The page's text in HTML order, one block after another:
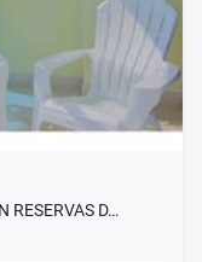
RESERVAS D…